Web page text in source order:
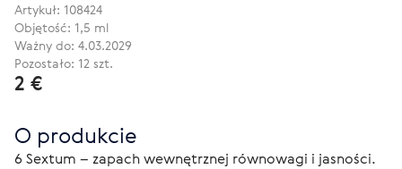
Artykuł: 108424
Objętość: 1,5 ml
Ważny do: 4.03.2029
Pozostało: 12 szt.
2 €
O produkcie
6 Sextum – zapach wewnętrznej równowagi i jasności.